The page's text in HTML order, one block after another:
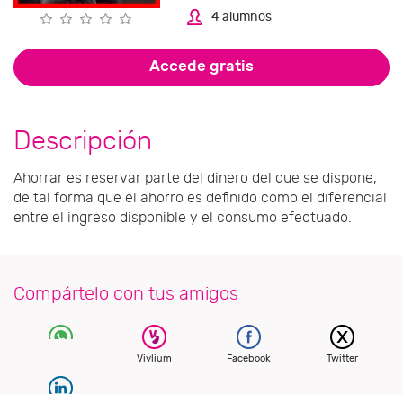
4 alumnos
Accede gratis
Descripción
Ahorrar es reservar parte del dinero del que se dispone,
de tal forma que el ahorro es definido como el diferencial
entre el ingreso disponible y el consumo efectuado.
Compártelo con tus amigos
Vivlium Facebook Twitter